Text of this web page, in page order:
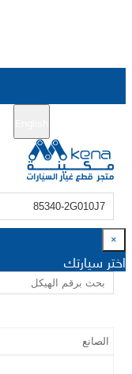
×
اختر سيارتك